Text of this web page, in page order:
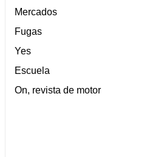
Mercados
Fugas
Yes
Escuela
On, revista de motor